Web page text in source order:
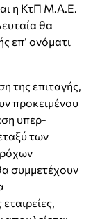
η ΚτΠ Μ.Α.Ε.
θα
επ’ ονόματι
της επιταγής,
προκειμένου
υπερ-
των
συμμετέχουν